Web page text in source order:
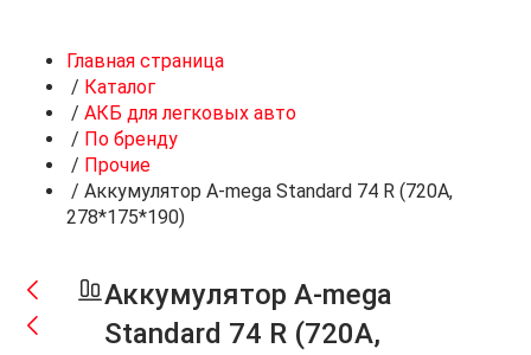
Главная страница
/ Каталог
/ АКБ для легковых авто
/ По бренду
/ Прочие
/ Аккумулятор A-mega Standard 74 R (720A,
278*175*190)
Аккумулятор A-mega
Standard 74 R (720A,